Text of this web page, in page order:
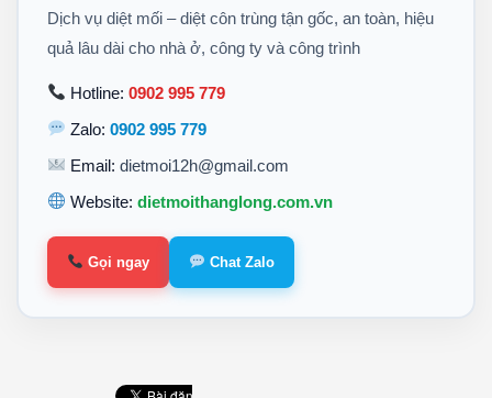
Dịch vụ diệt mối – diệt côn trùng tận gốc, an toàn, hiệu
quả lâu dài cho nhà ở, công ty và công trình
Hotline:0902 995 779
Zalo:0902 995 779
Email:dietmoi12h@gmail.com
Website:dietmoithanglong.com.vn
Gọi ngay Chat Zalo